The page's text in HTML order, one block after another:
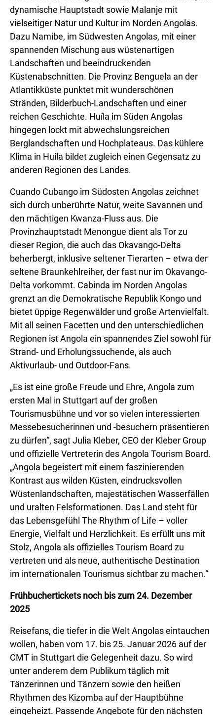
dynamische Hauptstadt sowie Malanje mit
vielseitiger Natur und Kultur im Norden Angolas.
Dazu Namibe, im Südwesten Angolas, mit einer
spannenden Mischung aus wüstenartigen
Landschaften und beeindruckenden
Küstenabschnitten. Die Provinz Benguela an der
Atlantikküste punktet mit wunderschönen
Stränden, Bilderbuch-Landschaften und einer
reichen Geschichte. Huíla im Süden Angolas
hingegen lockt mit abwechslungsreichen
Berglandschaften und Hochplateaus. Das kühlere
Klima in Huíla bildet zugleich einen Gegensatz zu
anderen Regionen des Landes.
Cuando Cubango im Südosten Angolas zeichnet
sich durch unberührte Natur, weite Savannen und
den mächtigen Kwanza-Fluss aus. Die
Provinzhauptstadt Menongue dient als Tor zu
dieser Region, die auch das Okavango-Delta
beherbergt, inklusive seltener Tierarten – etwa der
seltene Braunkehlreiher, der fast nur im Okavango-
Delta vorkommt. Cabinda im Norden Angolas
grenzt an die Demokratische Republik Kongo und
bietet üppige Regenwälder und große Artenvielfalt.
Mit all seinen Facetten und den unterschiedlichen
Regionen ist Angola ein spannendes Ziel sowohl für
Strand- und Erholungssuchende, als auch
Aktivurlaub- und Outdoor-Fans.
„Es ist eine große Freude und Ehre, Angola zum
ersten Mal in Stuttgart auf der großen
Tourismusbühne und vor so vielen interessierten
Messebesucherinnen und -besuchern präsentieren
zu dürfen“, sagt Julia Kleber, CEO der Kleber Group
und offizielle Vertreterin des Angola Tourism Board.
„Angola begeistert mit einem faszinierenden
Kontrast aus wilden Küsten, eindrucksvollen
Wüstenlandschaften, majestätischen Wasserfällen
und uralten Felsformationen. Das Land steht für
das Lebensgefühl The Rhythm of Life – voller
Energie, Vielfalt und Herzlichkeit. Es erfüllt uns mit
Stolz, Angola als offizielles Tourism Board zu
vertreten und als neue, authentische Destination
im internationalen Tourismus sichtbar zu machen.“
Frühbuchertickets noch bis zum 24. Dezember
2025
Reisefans, die tiefer in die Welt Angolas eintauchen
wollen, haben vom 17. bis 25. Januar 2026 auf der
CMT in Stuttgart die Gelegenheit dazu. So wird
unter anderem dem Publikum täglich mit
Tänzerinnen und Tänzern sowie den heißen
Rhythmen des Kizomba auf der Hauptbühne
eingeheizt. Passende Angebote für den nächsten